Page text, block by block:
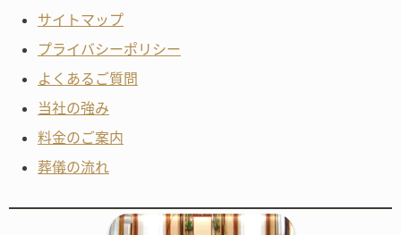
サイトマップ
プライバシーポリシー
よくあるご質問
当社の強み
料金のご案内
葬儀の流れ